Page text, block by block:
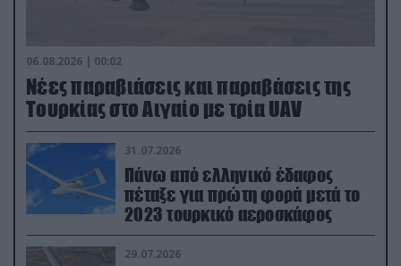
06.08.2026 | 00:02
Νέες παραβιάσεις και παραβάσεις της
Τουρκίας στο Αιγαίο με τρία UAV
31.07.2026
Πάνω από ελληνικό έδαφος
πέταξε για πρώτη φορά μετά το
2023 τουρκικό αεροσκάφος
29.07.2026